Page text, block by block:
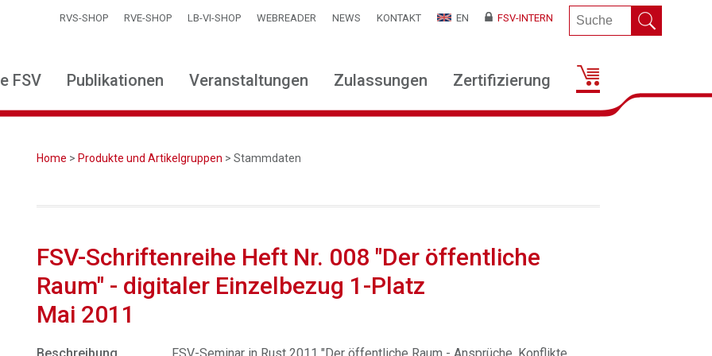
RVS-SHOP RVE-SHOP LB-VI-SHOP WEBREADER NEWS KONTAKT EN FSV-INTERN
FSV Publikationen Veranstaltungen Zulassungen Zertifizierung
Home > Produkte und Artikelgruppen > Stammdaten
FSV-Schriftenreihe Heft Nr. 008 "Der öffentliche
Raum" - digitaler Einzelbezug 1-Platz
Mai 2011